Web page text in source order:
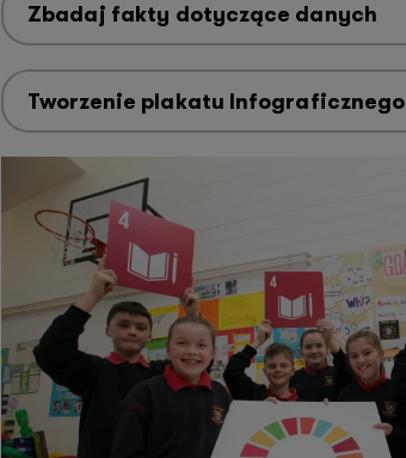
Zbadaj fakty dotyczące danych
Tworzenie plakatu Infograficznego